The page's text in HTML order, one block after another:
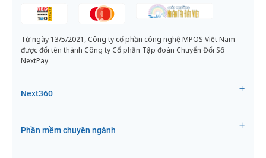
Từ ngày 13/5/2021, Công ty cổ phần công nghệ MPOS Việt Nam
được đổi tên thành Công ty Cổ phần Tập đoàn Chuyển Đổi Số
NextPay
Next360
Phần mềm chuyên ngành